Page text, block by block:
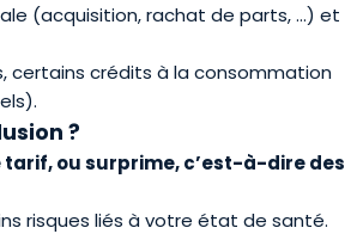
(acquisition, rachat de parts, …) et
certains crédits à la consommation
?
ou surprime, c’est-à-dire des
risques liés à votre état de santé.